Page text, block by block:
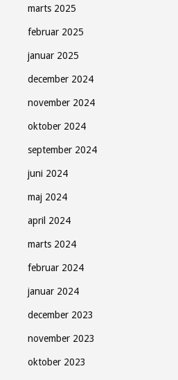
marts 2025
februar 2025
januar 2025
december 2024
november 2024
oktober 2024
september 2024
juni 2024
maj 2024
april 2024
marts 2024
februar 2024
januar 2024
december 2023
november 2023
oktober 2023